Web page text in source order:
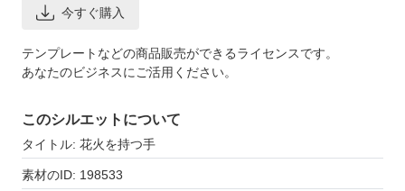
今すぐ購入
テンプレートなどの商品販売ができるライセンスです。
あなたのビジネスにご活用ください。
このシルエットについて
タイトル: 花火を持つ手
素材のID: 198533